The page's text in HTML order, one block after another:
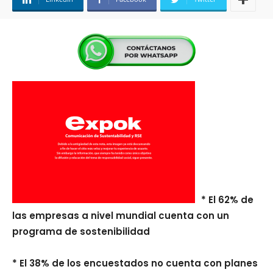
* El 62% de
las empresas a nivel mundial cuenta con un
programa de sostenibilidad
* El 38% de los encuestados no cuenta con planes